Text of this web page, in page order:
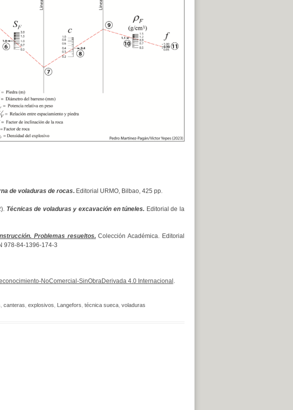
de voladuras de rocas.Editorial URMO, Bilbao, 425 pp.
Técnicas de voladuras y excavación en túneles. Editorial de la
Problemas resueltos.Colección Académica. Editorial
978-84-1396-174-3
NoComercial-SinObraDerivada 4.0 Internacional .
canteras explosivos Langefors técnica sueca, voladuras